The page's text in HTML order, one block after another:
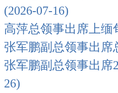
(2026-07-16)
高萍总领事出席上缅
张军鹏副总领事出席
张军鹏副总领事出席
26)